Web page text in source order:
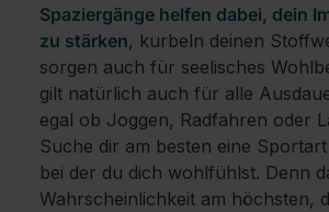
Spaziergänge helfen dabei, dein
zu stärken, kurbeln deinen
sorgen auch für seelisches
gilt natürlich auch für alle
egal ob Joggen, Radfahren oder
Suche dir am besten eine
bei der du dich wohlfühlst. Denn
Wahrscheinlichkeit am höchsten,